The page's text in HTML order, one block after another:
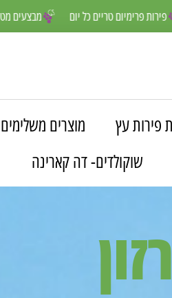
פירות פרימיום טריים כל יום למועדון
פירות עץ מוצרים משלימים
שוקולדים- דה קארינה